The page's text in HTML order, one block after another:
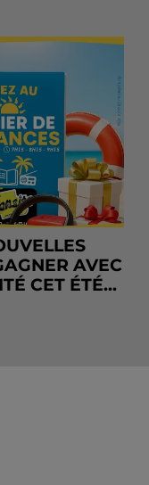
AVEC
CET ÉTÉ...